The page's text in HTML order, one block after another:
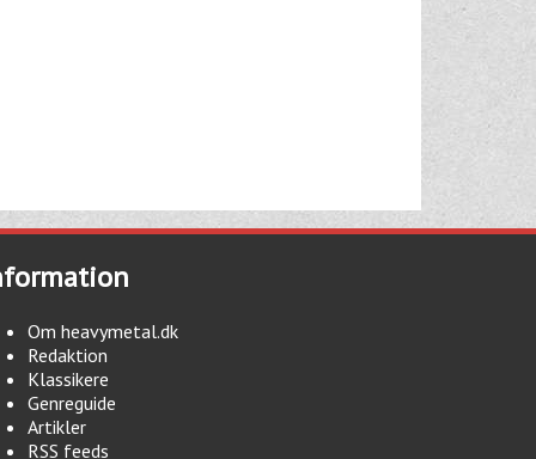
Om heavymetal.dk
Redaktion
Klassikere
Genreguide
Artikler
RSS feeds